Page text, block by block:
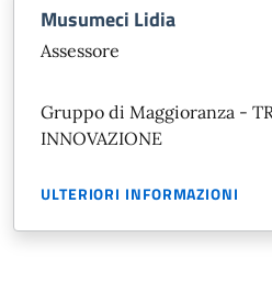
Musumeci Lidia
Assessore
Gruppo di Maggioranza -
INNOVAZIONE
ULTERIORI INFORMAZIONI